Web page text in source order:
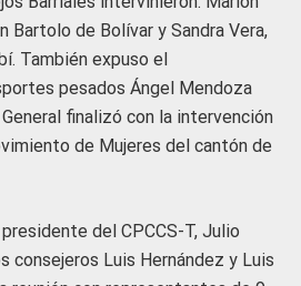
Bartolo de Bolívar y Sandra Vera,
También expuso el
pesados Ángel Mendoza
finalizó con la intervención
de Mujeres del cantón de
del CPCCS-T, Julio
consejeros Luis Hernández y Luis